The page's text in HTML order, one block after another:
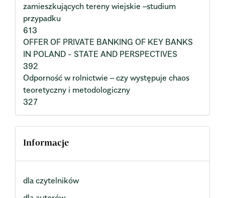
zamieszkujących tereny wiejskie –studium
przypadku
613
OFFER OF PRIVATE BANKING OF KEY BANKS
IN POLAND - STATE AND PERSPECTIVES
392
Odporność w rolnictwie – czy występuje chaos
teoretyczny i metodologiczny
327
Informacje
dla czytelników